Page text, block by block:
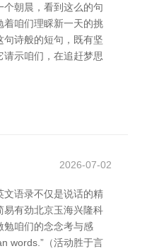
个朝晨，看到这么的句
着咱们理睬新一天的挑
句诗般的短句，既有坚
请示咱们，在追赶梦思
2026-07-02
文语录不仅是说话的精
易有劲北京玉海兴隆科
勉咱们的念念考与感
words.”（活动胜于言